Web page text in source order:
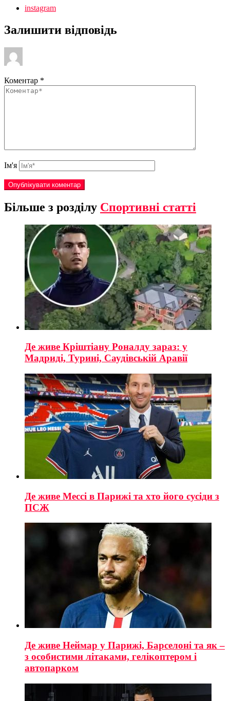
instagram
Залишити відповідь
Коментар *
Ім'я
Більше з розділу Спортивні статті
Де живе Кріштіану Роналду зараз: у
Мадриді, Турині, Саудівській Аравії
Де живе Мессі в Парижі та хто його сусіди з
ПСЖ
Де живе Неймар у Парижі, Барселоні та як –
з особистими літаками, гелікоптером і
автопарком